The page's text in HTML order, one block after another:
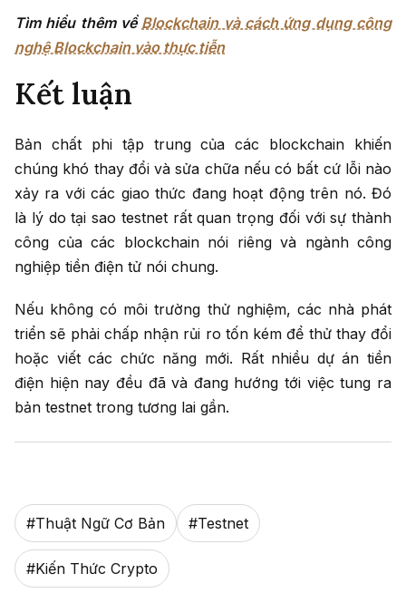
Tìm hiểu thêm về Blockchain và cách ứng dụng công
nghệ Blockchain vào thực tiễn
Kết luận
Bản chất phi tập trung của các blockchain khiến
chúng khó thay đổi và sửa chữa nếu có bất cứ lỗi nào
xảy ra với các giao thức đang hoạt động trên nó. Đó
là lý do tại sao testnet rất quan trọng đối với sự thành
công của các blockchain nói riêng và ngành công
nghiệp tiền điện tử nói chung.
Nếu không có môi trường thử nghiệm, các nhà phát
triển sẽ phải chấp nhận rủi ro tốn kém để thử thay đổi
hoặc viết các chức năng mới. Rất nhiều dự án tiền
điện hiện nay đều đã và đang hướng tới việc tung ra
bản testnet trong tương lai gần.
#Thuật Ngữ Cơ Bản #Testnet
#Kiến Thức Crypto